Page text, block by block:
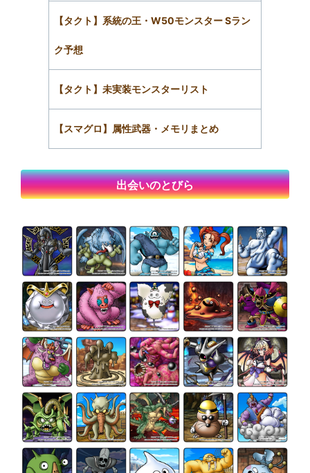
【タクト】系統の王・W50モンスター Sラン
ク予想
【タクト】未実装モンスターリスト
【スマグロ】属性武器・メモリまとめ
出会いのとびら